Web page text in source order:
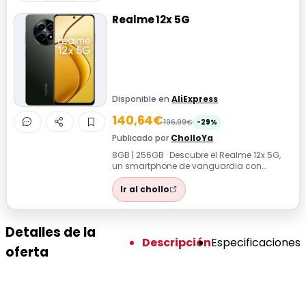
Realme 12x 5G
Disponible enAliExpress
140,64€196,99€ -29%
Publicado por CholloYa
8GB | 256GB · Descubre el Realme 12x 5G,
un smartphone de vanguardia con
Android 14 y el potente procesador
MediaTek ...
Ir al chollo
Detalles de la
oferta
DescripciónEspecificaciones